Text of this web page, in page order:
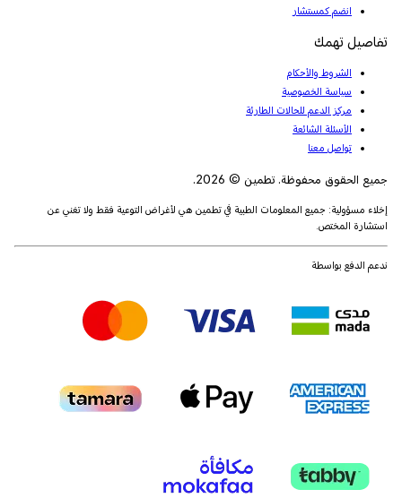
انضم كمستشار
تفاصيل تهمك
الشروط والأحكام
سياسة الخصوصية
مركز الدعم للحالات الطارئة
الأسئلة الشائعة
تواصل معنا
جميع الحقوق محفوظة. تطمين © 2026.
إخلاء مسؤولية: جميع المعلومات الطبية في تطمين هي لأغراض التوعية فقط ولا تغني عن
استشارة المختص.
ندعم الدفع بواسطة